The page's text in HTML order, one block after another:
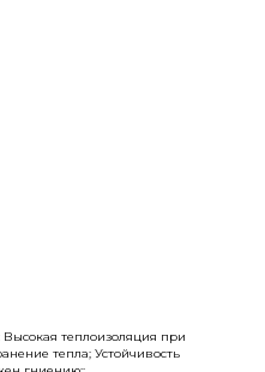
теплоизоляция при
тепла; Устойчивость